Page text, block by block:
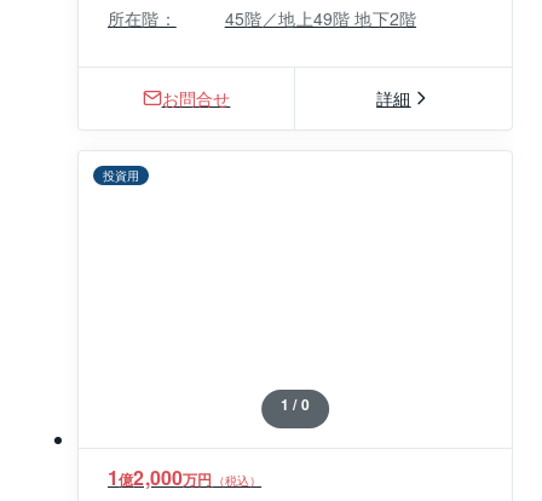
所在階： 45階／地上49階 地下2階
お問合せ 詳細
1 / 0
投資用
1億2,000万円 （税込）